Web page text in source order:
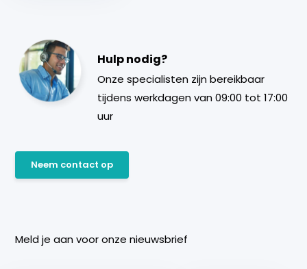
Hulp nodig?
Onze specialisten zijn bereikbaar
tijdens werkdagen van 09:00 tot 17:00
uur
Neem contact op
Meld je aan voor onze nieuwsbrief